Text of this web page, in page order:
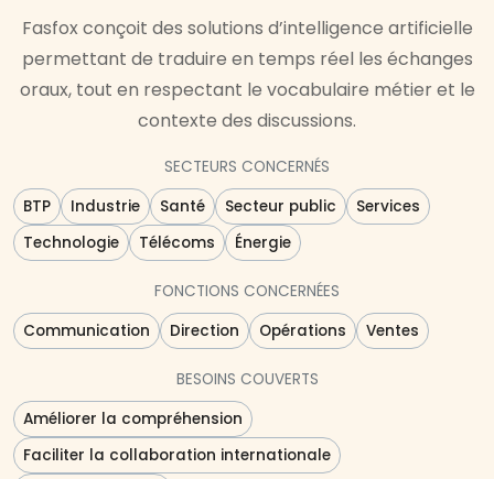
Fasfox conçoit des solutions d’intelligence artificielle
permettant de traduire en temps réel les échanges
oraux, tout en respectant le vocabulaire métier et le
contexte des discussions.
SECTEURS CONCERNÉS
BTP
Industrie Santé Secteur public
Services
Technologie
Télécoms Énergie
FONCTIONS CONCERNÉES
Communication
Direction Opérations Ventes
BESOINS COUVERTS
Améliorer la compréhension
Faciliter la collaboration internationale